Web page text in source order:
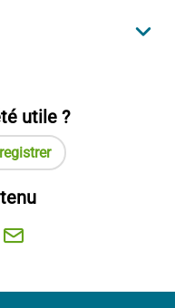
utile ?
(nouvelle fenêtre)
X / Twitter (nouvelle
sur WhatsApp
Partager par mail